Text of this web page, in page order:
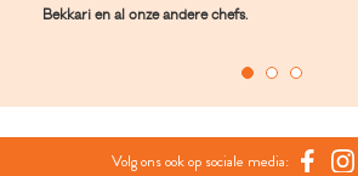
Bekkari en al onze andere chefs.
Volg ons ook op sociale media: